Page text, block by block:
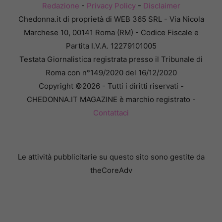
Redazione - Privacy Policy- Disclaimer
Chedonna.it di proprietà di WEB 365 SRL - Via Nicola
Marchese 10, 00141 Roma (RM) - Codice Fiscale e
Partita I.V.A. 12279101005
Testata Giornalistica registrata presso il Tribunale di
Roma con n°149/2020 del 16/12/2020
Copyright ©2026 - Tutti i diritti riservati -
CHEDONNA.IT MAGAZINE è marchio registrato -
Contattaci
Le attività pubblicitarie su questo sito sono gestite da
theCoreAdv